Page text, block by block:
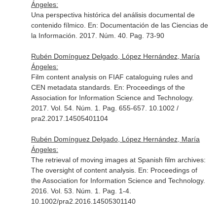
Ángeles:
Una perspectiva histórica del análisis documental de
contenido fílmico. En: Documentación de las Ciencias de
la Información . 2017. Núm. 40. Pag. 73-90
Rubén Domínguez Delgado, López Hernández, María
Ángeles:
Film content analysis on FIAF cataloguing rules and
CEN metadata standards. En: Proceedings of the
Association for Information Science and Technology.
2017. Vol. 54. Núm. 1. Pag. 655-657. 10.1002 /
pra2.2017.14505401104
Rubén Domínguez Delgado, López Hernández, María
Ángeles:
The retrieval of moving images at Spanish film archives:
The oversight of content analysis. En: Proceedings of
the Association for Information Science and Technology.
2016. Vol. 53. Núm. 1. Pag. 1-4.
10.1002/pra2.2016.14505301140